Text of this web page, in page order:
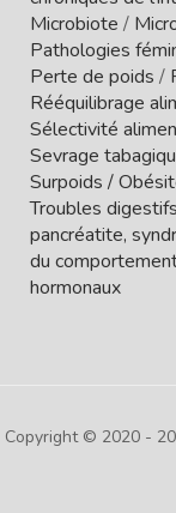
Microbiote /
Pathologies
Perte de poids /
Rééquilibrage
Sélectivité
Sevrage
Surpoids /
Troubles
pancréatite,
du
hormonaux
Copyright © 2020 -